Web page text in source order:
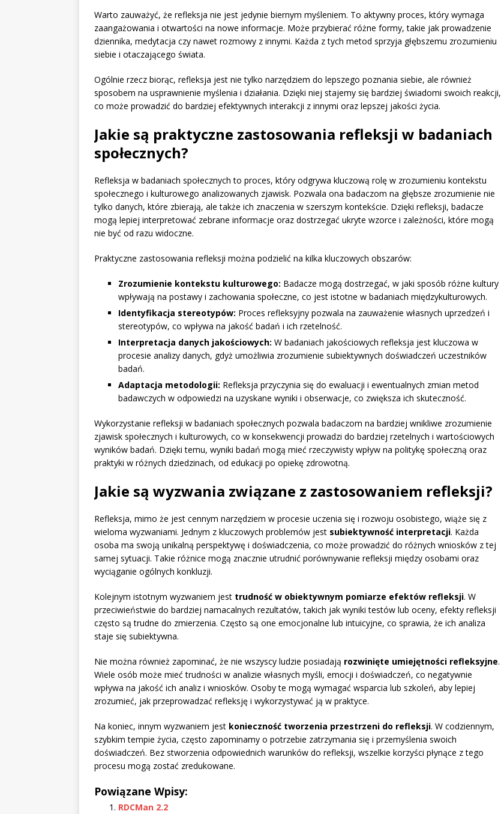
Warto zauważyć, że refleksja nie jest jedynie biernym myśleniem. To aktywny proces, który wymaga
zaangażowania i otwartości na nowe informacje. Może przybierać różne formy, takie jak prowadzenie
dziennika, medytacja czy nawet rozmowy z innymi. Każda z tych metod sprzyja głębszemu zrozumieniu
siebie i otaczającego świata.
Ogólnie rzecz biorąc, refleksja jest nie tylko narzędziem do lepszego poznania siebie, ale również
sposobem na usprawnienie myślenia i działania. Dzięki niej stajemy się bardziej świadomi swoich reakcji,
co może prowadzić do bardziej efektywnych interakcji z innymi oraz lepszej jakości życia.
Jakie są praktyczne zastosowania refleksji w badaniach
społecznych?
Refleksja w badaniach społecznych to proces, który odgrywa kluczową rolę w zrozumieniu kontekstu
społecznego i kulturowego analizowanych zjawisk. Pozwala ona badaczom na głębsze zrozumienie nie
tylko danych, które zbierają, ale także ich znaczenia w szerszym kontekście. Dzięki refleksji, badacze
mogą lepiej interpretować zebrane informacje oraz dostrzegać ukryte wzorce i zależności, które mogą
nie być od razu widoczne.
Praktyczne zastosowania refleksji można podzielić na kilka kluczowych obszarów:
Zrozumienie kontekstu kulturowego: Badacze mogą dostrzegać, w jaki sposób różne kultury
wpływają na postawy i zachowania społeczne, co jest istotne w badaniach międzykulturowych.
Identyfikacja stereotypów: Proces refleksyjny pozwala na zauważenie własnych uprzedzeń i
stereotypów, co wpływa na jakość badań i ich rzetelność.
Interpretacja danych jakościowych: W badaniach jakościowych refleksja jest kluczowa w
procesie analizy danych, gdyż umożliwia zrozumienie subiektywnych doświadczeń uczestników
badań.
Adaptacja metodologii: Refleksja przyczynia się do ewaluacji i ewentualnych zmian metod
badawczych w odpowiedzi na uzyskane wyniki i obserwacje, co zwiększa ich skuteczność.
Wykorzystanie refleksji w badaniach społecznych pozwala badaczom na bardziej wnikliwe zrozumienie
zjawisk społecznych i kulturowych, co w konsekwencji prowadzi do bardziej rzetelnych i wartościowych
wyników badań. Dzięki temu, wyniki badań mogą mieć rzeczywisty wpływ na politykę społeczną oraz
praktyki w różnych dziedzinach, od edukacji po opiekę zdrowotną.
Jakie są wyzwania związane z zastosowaniem refleksji?
Refleksja, mimo że jest cennym narzędziem w procesie uczenia się i rozwoju osobistego, wiąże się z
wieloma wyzwaniami. Jednym z kluczowych problemów jest subiektywność interpretacji. Każda
osoba ma swoją unikalną perspektywę i doświadczenia, co może prowadzić do różnych wniosków z tej
samej sytuacji. Takie różnice mogą znacznie utrudnić porównywanie refleksji między osobami oraz
wyciąganie ogólnych konkluzji.
Kolejnym istotnym wyzwaniem jest trudność w obiektywnym pomiarze efektów refleksji. W
przeciwieństwie do bardziej namacalnych rezultatów, takich jak wyniki testów lub oceny, efekty refleksji
często są trudne do zmierzenia. Często są one emocjonalne lub intuicyjne, co sprawia, że ich analiza
staje się subiektywna.
Nie można również zapominać, że nie wszyscy ludzie posiadają rozwinięte umiejętności refleksyjne.
Wiele osób może mieć trudności w analizie własnych myśli, emocji i doświadczeń, co negatywnie
wpływa na jakość ich analiz i wniosków. Osoby te mogą wymagać wsparcia lub szkoleń, aby lepiej
zrozumieć, jak przeprowadzać refleksję i wykorzystywać ją w praktyce.
Na koniec, innym wyzwaniem jest konieczność tworzenia przestrzeni do refleksji. W codziennym,
szybkim tempie życia, często zapominamy o potrzebie zatrzymania się i przemyślenia swoich
doświadczeń. Bez stworzenia odpowiednich warunków do refleksji, wszelkie korzyści płynące z tego
procesu mogą zostać zredukowane.
Powiązane Wpisy:
RDCMan 2.2